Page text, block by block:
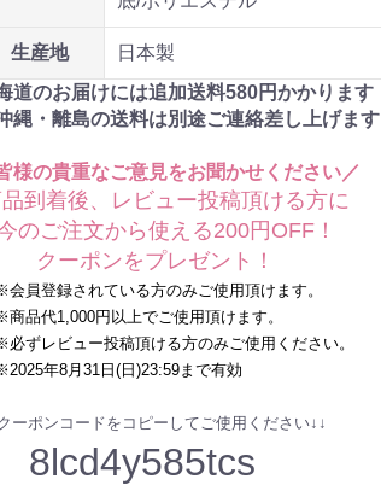
生産地
日本製
道のお届けには追加送料580円かかります
縄・離島の送料は別途ご連絡差し上げます
様の貴重なご意見をお聞かせください／
到着後、レビュー投稿頂ける方に
のご注文から使える200円OFF！
ーポンをプレゼント！
員登録されている方のみご使用頂けます。
品代1,000円以上でご使用頂けます。
ずレビュー投稿頂ける方のみご使用ください。
年8月31日(日)23:59まで有効
ーポンコードをコピーしてご使用ください↓↓